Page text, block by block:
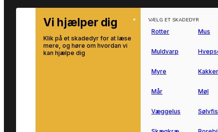
Vi hjælper dig
Klik på et skadedyr for at læse
mere, og høre om hvordan vi
kan hjælpe dig
VÆLG ET SKADEDYR
Rotter Mus
Muldvarp
Myre
Mår Møl
Væggelus